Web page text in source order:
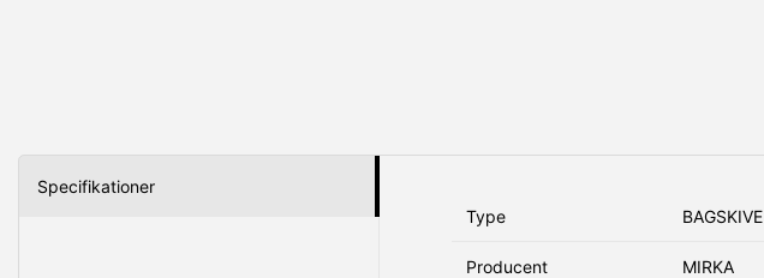
Specifikationer
Type
BAGSKIVE
Producent MIRKA